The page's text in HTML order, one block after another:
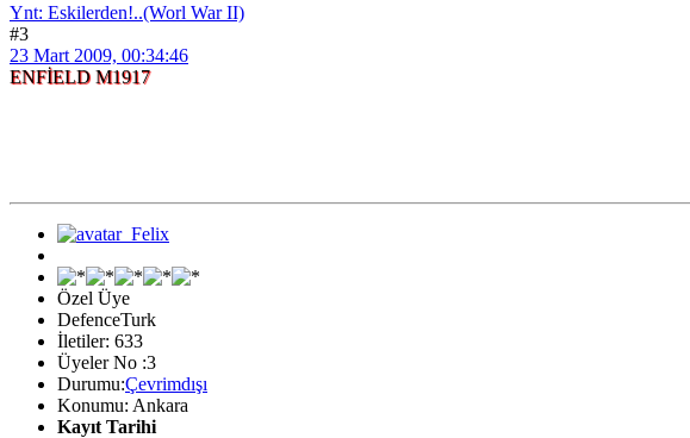
Ynt: Eskilerden!..(Worl War II)
#3
23 Mart 2009, 00:34:46
ENFİELD M1917
Özel Üye
DefenceTurk
İletiler: 633
Üyeler No :3
Durumu:Çevrimdışı
Konumu: Ankara
Kayıt Tarihi